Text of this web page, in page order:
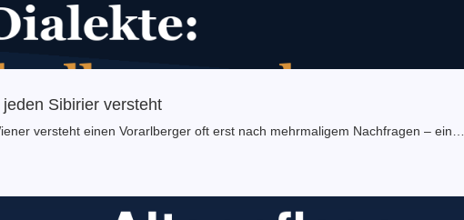
Sibirier versteht
versteht einen Vorarlberger oft erst nach mehrmaligem Nachfragen – ein…